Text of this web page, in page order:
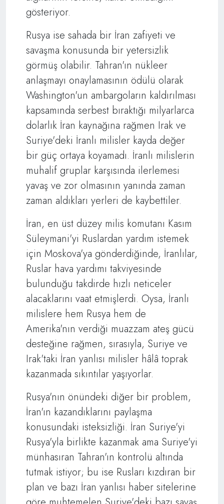
gösteriyor.
Rusya ise sahada bir İran zafiyeti ve
savaşma konusunda bir yetersizlik
görmüş olabilir. Tahran'ın nükleer
anlaşmayı onaylamasının ödülü olarak
Washington'un ambargoların kaldırılması
kapsamında serbest bıraktığı milyarlarca
dolarlık İran kaynağına rağmen Irak ve
Suriye'deki İranlı milisler kayda değer
bir güç ortaya koyamadı. İranlı milislerin
muhalif gruplar karşısında ilerlemesi
yavaş ve zor olmasının yanında zaman
zaman aldıkları yerleri de kaybettiler.
İran, en üst düzey milis komutanı Kasım
Süleymani'yi Ruslardan yardım istemek
için Moskova'ya gönderdiğinde, İranlılar,
Ruslar hava yardımı takviyesinde
bulunduğu takdirde hızlı neticeler
alacaklarını vaat etmişlerdi. Oysa, İranlı
milislere hem Rusya hem de
Amerika'nın verdiği muazzam ateş gücü
desteğine rağmen, sırasıyla, Suriye ve
Irak'taki İran yanlısı milisler hâlâ toprak
kazanmada sıkıntılar yaşıyorlar.
Rusya'nın önündeki diğer bir problem,
İran'ın kazandıklarını paylaşma
konusundaki isteksizliği. İran Suriye'yi
Rusya'yla birlikte kazanmak ama Suriye'yi
münhasıran Tahran'ın kontrolü altında
tutmak istiyor; bu ise Rusları kızdıran bir
plan ve bazı İran yanlısı haber sitelerine